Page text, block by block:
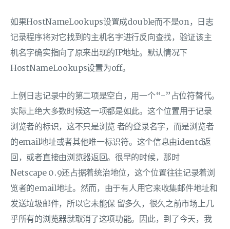
如果HostNameLookups设置成double而不是on，日志
记录程序将对它找到的主机名字进行反向查找，验证该主
机名字确实指向了原来出现的IP地址。默认情况下
HostNameLookups设置为off。
上例日志记录中的第二项是空白，用一个“-”占位符替代。
实际上绝大多数时候这一项都是如此。这个位置用于记录
浏览者的标识，这不只是浏览 者的登录名字，而是浏览者
的email地址或者其他唯一标识符。这个信息由identd返
回，或者直接由浏览器返回。很早的时候，那时
Netscape 0.9还占据着统治地位，这个位置往往记录着浏
览者的email地址。然而，由于有人用它来收集邮件地址和
发送垃圾邮件，所以它未能保 留多久，很久之前市场上几
乎所有的浏览器就取消了这项功能。因此，到了今天，我